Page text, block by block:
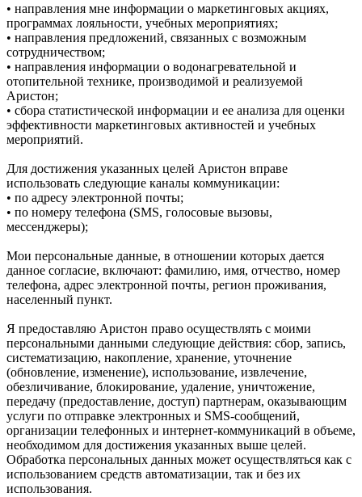
• направления мне информации о маркетинговых акциях,
программах лояльности, учебных мероприятиях;
• направления предложений, связанных с возможным
сотрудничеством;
• направления информации о водонагревательной и
отопительной технике, производимой и реализуемой
Аристон;
• сбора статистической информации и ее анализа для оценки
эффективности маркетинговых активностей и учебных
мероприятий.
Для достижения указанных целей Аристон вправе
использовать следующие каналы коммуникации:
• по адресу электронной почты;
• по номеру телефона (SMS, голосовые вызовы,
мессенджеры);
Мои персональные данные, в отношении которых дается
данное согласие, включают: фамилию, имя, отчество, номер
телефона, адрес электронной почты, регион проживания,
населенный пункт.
Я предоставляю Аристон право осуществлять с моими
персональными данными следующие действия: сбор, запись,
систематизацию, накопление, хранение, уточнение
(обновление, изменение), использование, извлечение,
обезличивание, блокирование, удаление, уничтожение,
передачу (предоставление, доступ) партнерам, оказывающим
услуги по отправке электронных и SMS‑сообщений,
организации телефонных и интернет‑коммуникаций в объеме,
необходимом для достижения указанных выше целей.
Обработка персональных данных может осуществляться как с
использованием средств автоматизации, так и без их
использования.